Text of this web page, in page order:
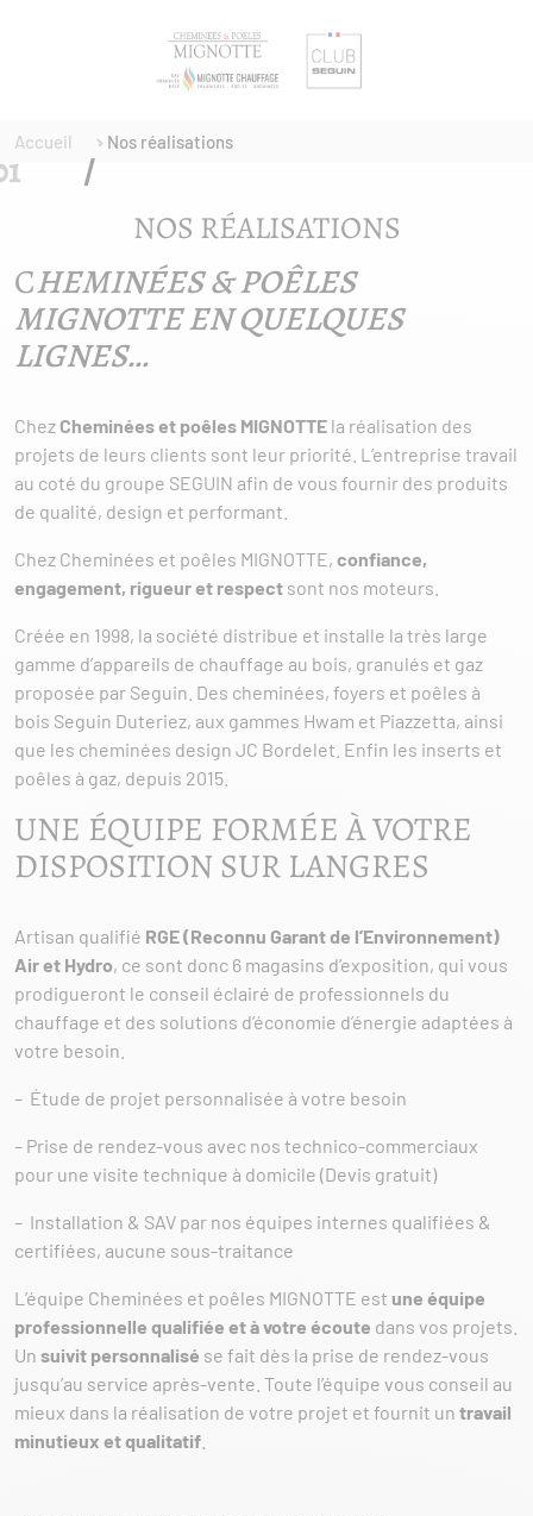
Accueil Nos réalisations
NOS RÉALISATIONS
CHEMINÉES & POÊLES
MIGNOTTE EN QUELQUES
LIGNES…
Chez Cheminées et poêles MIGNOTTE la réalisation des
projets de leurs clients sont leur priorité. L’entreprise travail
au coté du groupe SEGUIN afin de vous fournir des produits
de qualité, design et performant.
Chez Cheminées et poêles MIGNOTTE, confiance,
engagement, rigueur et respect sont nos moteurs.
Créée en 1998, la société distribue et installe la très large
gamme d’appareils de chauffage au bois, granulés et gaz
proposée par Seguin. Des cheminées, foyers et poêles à
bois Seguin Duteriez, aux gammes Hwam et Piazzetta, ainsi
que les cheminées design JC Bordelet. Enfin les inserts et
poêles à gaz, depuis 2015.
UNE ÉQUIPE FORMÉE À VOTRE
DISPOSITION SUR LANGRES
Artisan qualifié RGE (Reconnu Garant de l’Environnement)
Air et Hydro, ce sont donc 6 magasins d’exposition, qui vous
prodigueront le conseil éclairé de professionnels du
chauffage et des solutions d’économie d’énergie adaptées à
votre besoin.
– Étude de projet personnalisée à votre besoin
– Prise de rendez-vous avec nos technico-commerciaux
pour une visite technique à domicile (Devis gratuit)
– Installation & SAV par nos équipes internes qualifiées &
certifiées, aucune sous-traitance
L’équipe Cheminées et poêles MIGNOTTE est une équipe
professionnelle qualifiée et à votre écoute dans vos projets.
Un suivit personnalisé se fait dès la prise de rendez-vous
jusqu’au service après-vente. Toute l’équipe vous conseil au
mieux dans la réalisation de votre projet et fournit un travail
minutieux et qualitatif